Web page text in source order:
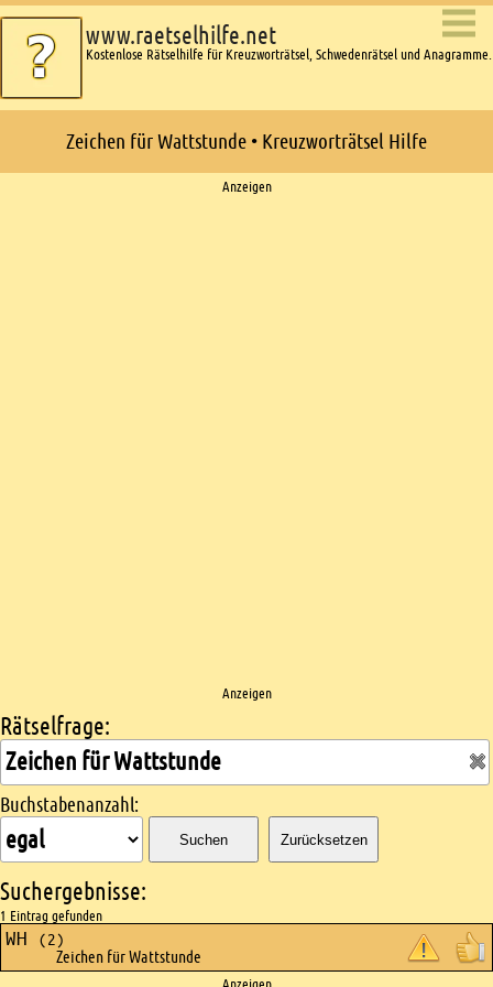
www.raetselhilfe.net
Kostenlose Rätselhilfe für Kreuzworträtsel, Schwedenrätsel und Anagramme.
Zeichen für Wattstunde • Kreuzworträtsel Hilfe
Anzeigen
Anzeigen
Kreuzworträtsel suchen
Rätselfrage:
Buchstabenanzahl:
Suchen Zurücksetzen
Suchergebnisse:
1 Eintrag gefunden
WH (2)
Zeichen für Wattstunde